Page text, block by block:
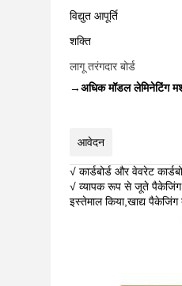
विद्युत आपूर्ति
शक्ति
लागू तरंगदार बोर्ड
→अधिक मॉडल लेमिनेटिंग
आवेदन
√ कार्डबोर्ड और वेवरेट
√ व्यापक रूप से जूते
इस्तेमाल किया,खाद्य